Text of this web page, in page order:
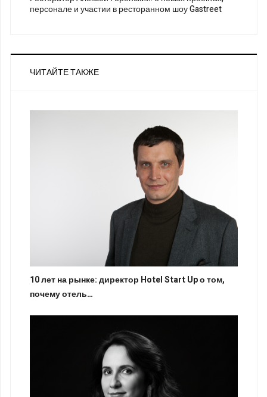
персонале и участии в ресторанном шоу Gastreet
ЧИТАЙТЕ ТАКЖЕ
10 лет на рынке: директор Hotel Start Up о том,
почему отель…